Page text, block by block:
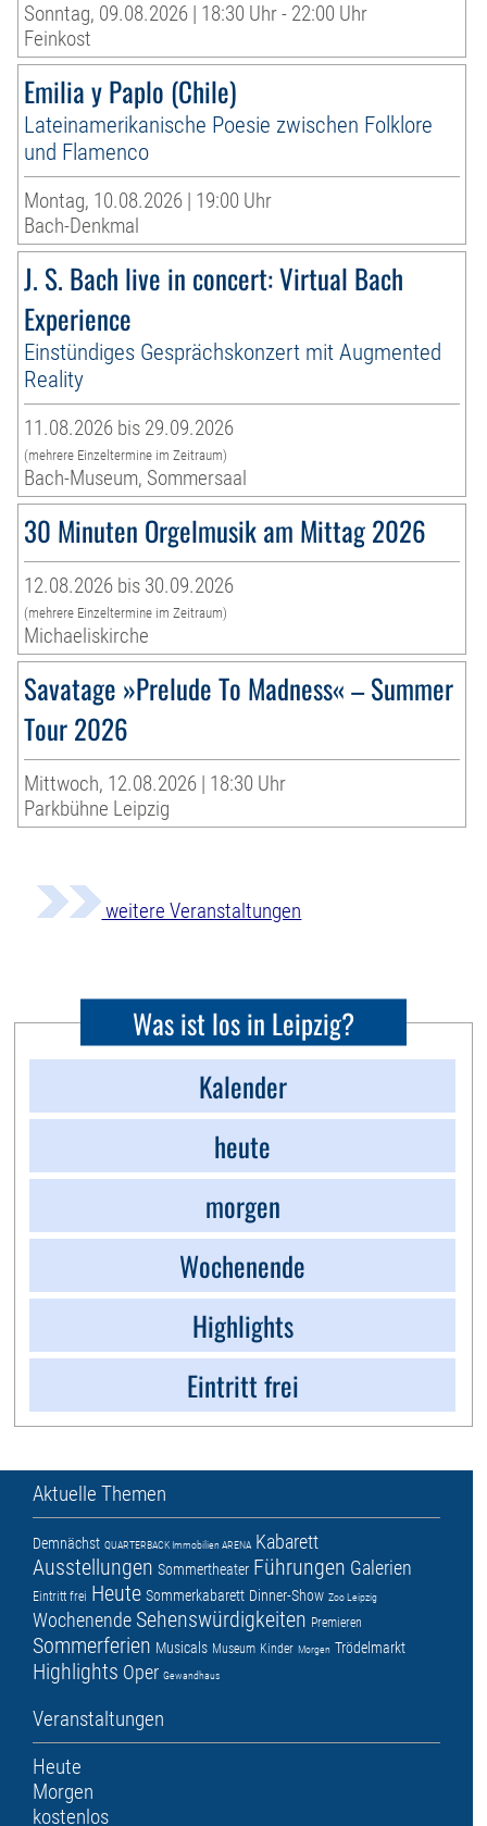
Sonntag, 09.08.2026 | 18:30 Uhr - 22:00 Uhr
Feinkost
Emilia y Paplo (Chile)
Lateinamerikanische Poesie zwischen Folklore
und Flamenco
Montag, 10.08.2026 | 19:00 Uhr
Bach-Denkmal
J. S. Bach live in concert: Virtual Bach
Experience
Einstündiges Gesprächskonzert mit Augmented
Reality
11.08.2026 bis 29.09.2026
(mehrere Einzeltermine im Zeitraum)
Bach-Museum, Sommersaal
30 Minuten Orgelmusik am Mittag 2026
12.08.2026 bis 30.09.2026
(mehrere Einzeltermine im Zeitraum)
Michaeliskirche
Savatage »Prelude To Madness« – Summer
Tour 2026
Mittwoch, 12.08.2026 | 18:30 Uhr
Parkbühne Leipzig
weitere Veranstaltungen
Was ist los in Leipzig?
Kalender
heute
morgen
Wochenende
Highlights
Eintritt frei
Aktuelle Themen
Demnächst QUARTERBACK Immobilien ARENA Kabarett
Ausstellungen Sommertheater Führungen Galerien
Eintritt frei Heute Sommerkabarett Dinner-Show Zoo Leipzig
Wochenende Sehenswürdigkeiten Premieren
Sommerferien Musicals Museum Kinder Morgen Trödelmarkt
Highlights Oper Gewandhaus
Veranstaltungen
Heute
Morgen
kostenlos